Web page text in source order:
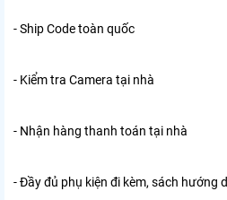
- Ship Code toàn quốc
- Kiểm tra Camera tại nhà
- Nhận hàng thanh toán tại nhà
- Đầy đủ phụ kiện đi kèm, sách hướng